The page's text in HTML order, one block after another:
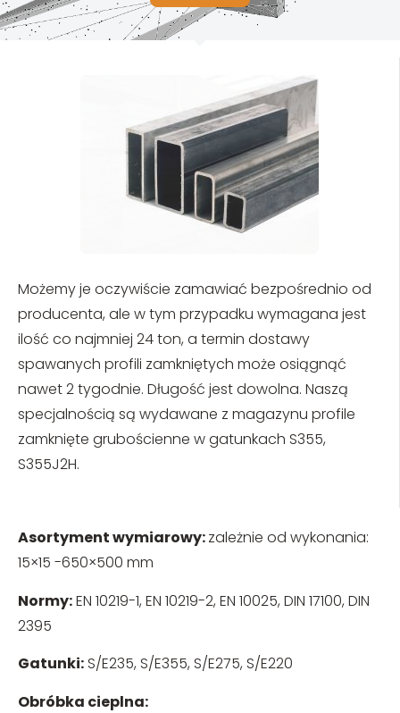
Możemy je oczywiście zamawiać bezpośrednio od
producenta, ale w tym przypadku wymagana jest
ilość co najmniej 24 ton, a termin dostawy
spawanych profili zamkniętych może osiągnąć
nawet 2 tygodnie. Długość jest dowolna. Naszą
specjalnością są wydawane z magazynu profile
zamknięte grubościenne w gatunkach S355,
S355J2H.
Asortyment wymiarowy:zależnie od wykonania:
15×15 -650×500 mm
Normy:EN 10219-1, EN 10219-2, EN 10025, DIN 17100, DIN
2395
Gatunki: S/E235, S/E355, S/E275, S/E220
Obróbka cieplna: